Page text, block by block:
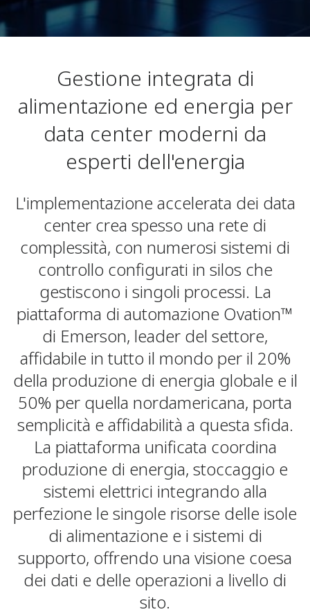
Gestione integrata di
alimentazione ed energia per
data center moderni da
esperti dell'energia
L'implementazione accelerata dei data
center crea spesso una rete di
complessità, con numerosi sistemi di
controllo configurati in silos che
gestiscono i singoli processi. La
piattaforma di automazione Ovation™
di Emerson, leader del settore,
affidabile in tutto il mondo per il 20%
della produzione di energia globale e il
50% per quella nordamericana, porta
semplicità e affidabilità a questa sfida.
La piattaforma unificata coordina
produzione di energia, stoccaggio e
sistemi elettrici integrando alla
perfezione le singole risorse delle isole
di alimentazione e i sistemi di
supporto, offrendo una visione coesa
dei dati e delle operazioni a livello di
sito.